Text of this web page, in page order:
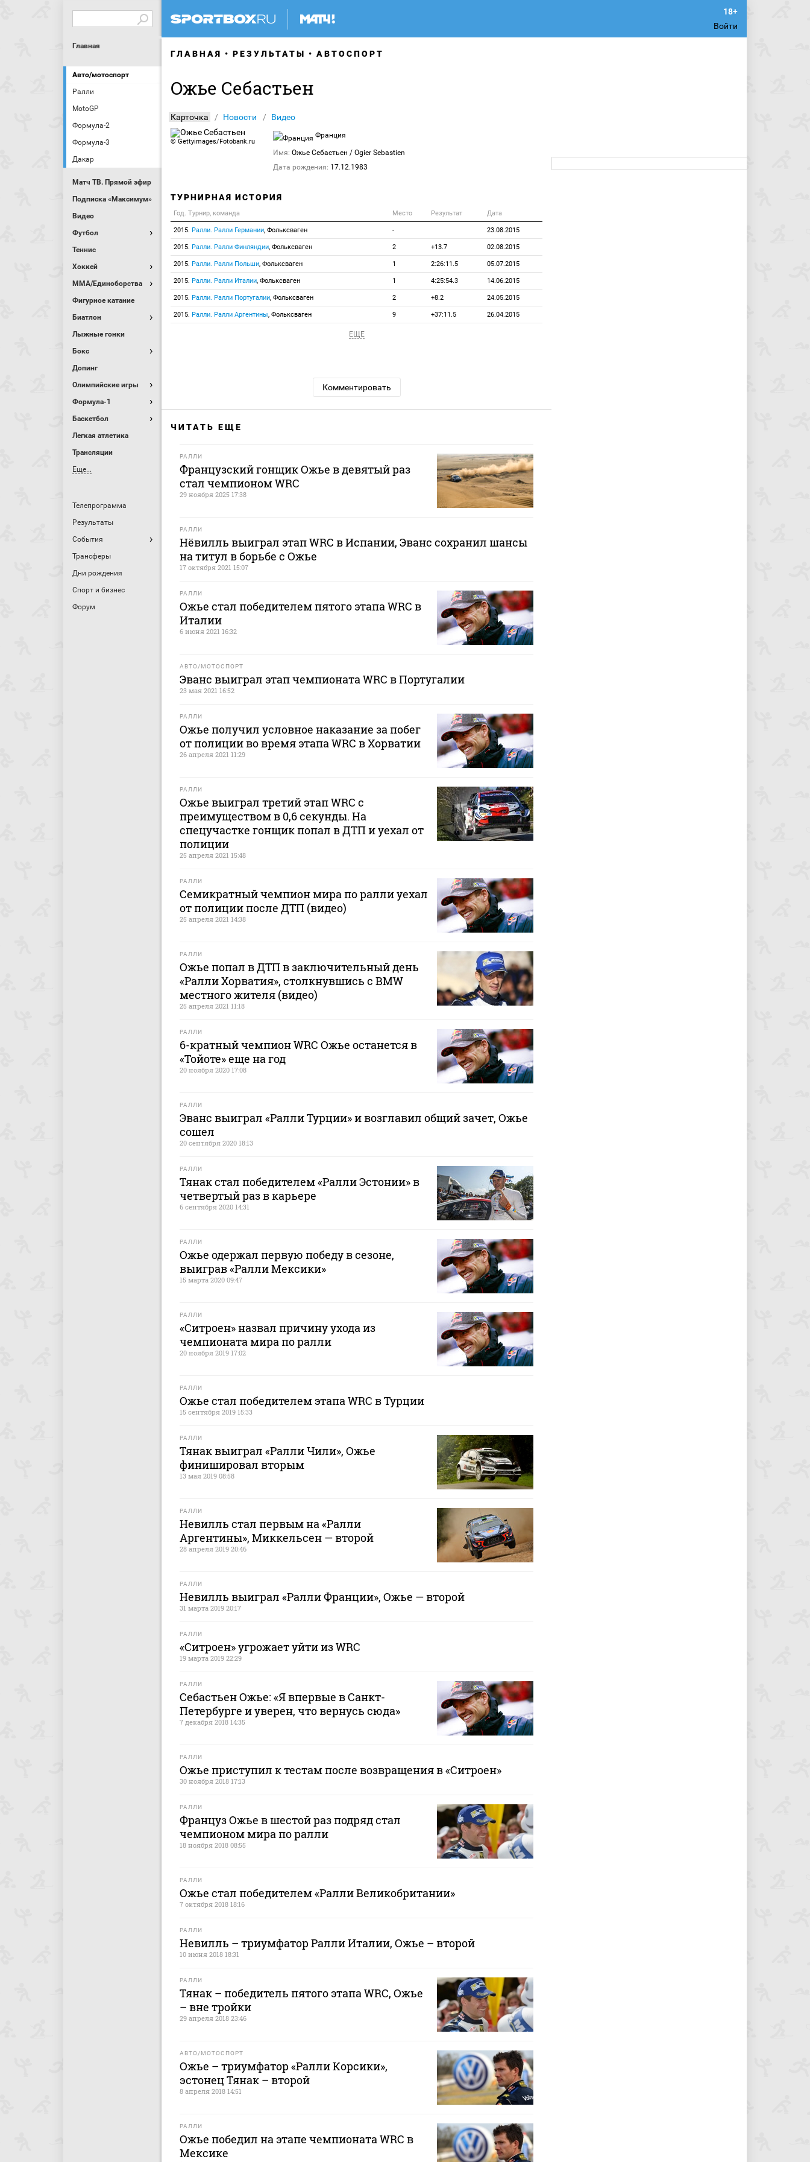
Войти
Главная
Авто/мотоспорт
Ралли
MotoGP
Формула-2
Формула-3
Дакар
Матч ТВ. Прямой эфир
Подписка «Максимум»
Видео
Футбол
Теннис
Хоккей
MMA/Единоборства
Фигурное катание
Биатлон
Лыжные гонки
Бокс
Допинг
Олимпийские игры
Формула-1
Баскетбол
Легкая атлетика
Трансляции
Еще...
Телепрограмма
Результаты
События
Трансферы
Дни рождения
Спорт и бизнес
Форум
ГЛАВНАЯ РЕЗУЛЬТАТЫ АВТОСПОРТ
Ожье Себастьен
Карточка Новости Видео
© Gettyimages/Fotobank.ru
Франция
Имя: Ожье Себастьен / Ogier Sebastien
Дата рождения: 17.12.1983
ТУРНИРНАЯ ИСТОРИЯ
Год. Турнир, команда Место Результат Дата
2015. Ралли. Ралли Германии, Фольксваген - 23.08.2015
2015. Ралли. Ралли Финляндии, Фольксваген 2 +13.7 02.08.2015
2015. Ралли. Ралли Польши, Фольксваген 1 2:26:11.5 05.07.2015
2015. Ралли. Ралли Италии, Фольксваген 1 4:25:54.3 14.06.2015
2015. Ралли. Ралли Португалии, Фольксваген 2 +8.2 24.05.2015
2015. Ралли. Ралли Аргентины, Фольксваген 9 +37:11.5 26.04.2015
ЕЩЕ
Комментировать
ЧИТАТЬ ЕЩЕ
РАЛЛИ
Французский гонщик Ожье в девятый раз
стал чемпионом WRC
29 ноября 2025 17:38
РАЛЛИ
Нёвилль выиграл этап WRC в Испании, Эванс сохранил шансы
на титул в борьбе с Ожье
17 октября 2021 15:07
РАЛЛИ
Ожье стал победителем пятого этапа WRC в
Италии
6 июня 2021 16:32
АВТО/МОТОСПОРТ
Эванс выиграл этап чемпионата WRC в Португалии
23 мая 2021 16:52
РАЛЛИ
Ожье получил условное наказание за побег
от полиции во время этапа WRC в Хорватии
26 апреля 2021 11:29
РАЛЛИ
Ожье выиграл третий этап WRC с
преимуществом в 0,6 секунды. На
спецучастке гонщик попал в ДТП и уехал от
полиции
25 апреля 2021 15:48
РАЛЛИ
Семикратный чемпион мира по ралли уехал
от полиции после ДТП (видео)
25 апреля 2021 14:38
РАЛЛИ
Ожье попал в ДТП в заключительный день
«Ралли Хорватия», столкнувшись с BMW
местного жителя (видео)
25 апреля 2021 11:18
РАЛЛИ
6-кратный чемпион WRC Ожье останется в
«Тойоте» еще на год
20 ноября 2020 17:08
РАЛЛИ
Эванс выиграл «Ралли Турции» и возглавил общий зачет, Ожье
сошел
20 сентября 2020 18:13
РАЛЛИ
Тянак стал победителем «Ралли Эстонии» в
четвертый раз в карьере
6 сентября 2020 14:31
РАЛЛИ
Ожье одержал первую победу в сезоне,
выиграв «Ралли Мексики»
15 марта 2020 09:47
РАЛЛИ
«Ситроен» назвал причину ухода из
чемпионата мира по ралли
20 ноября 2019 17:02
РАЛЛИ
Ожье стал победителем этапа WRC в Турции
15 сентября 2019 15:33
РАЛЛИ
Тянак выиграл «Ралли Чили», Ожье
финишировал вторым
13 мая 2019 08:58
РАЛЛИ
Невилль стал первым на «Ралли
Аргентины», Миккельсен — второй
28 апреля 2019 20:46
РАЛЛИ
Невилль выиграл «Ралли Франции», Ожье — второй
31 марта 2019 20:17
РАЛЛИ
«Ситроен» угрожает уйти из WRC
19 марта 2019 22:29
РАЛЛИ
Себастьен Ожье: «Я впервые в Санкт-
Петербурге и уверен, что вернусь сюда»
7 декабря 2018 14:35
РАЛЛИ
Ожье приступил к тестам после возвращения в «Ситроен»
30 ноября 2018 17:13
РАЛЛИ
Француз Ожье в шестой раз подряд стал
чемпионом мира по ралли
18 ноября 2018 08:55
РАЛЛИ
Ожье стал победителем «Ралли Великобритании»
7 октября 2018 18:16
РАЛЛИ
Невилль – триумфатор Ралли Италии, Ожье – второй
10 июня 2018 18:31
РАЛЛИ
Тянак – победитель пятого этапа WRC, Ожье
– вне тройки
29 апреля 2018 23:46
АВТО/МОТОСПОРТ
Ожье – триумфатор «Ралли Корсики»,
эстонец Тянак – второй
8 апреля 2018 14:51
РАЛЛИ
Ожье победил на этапе чемпионата WRC в
Мексике